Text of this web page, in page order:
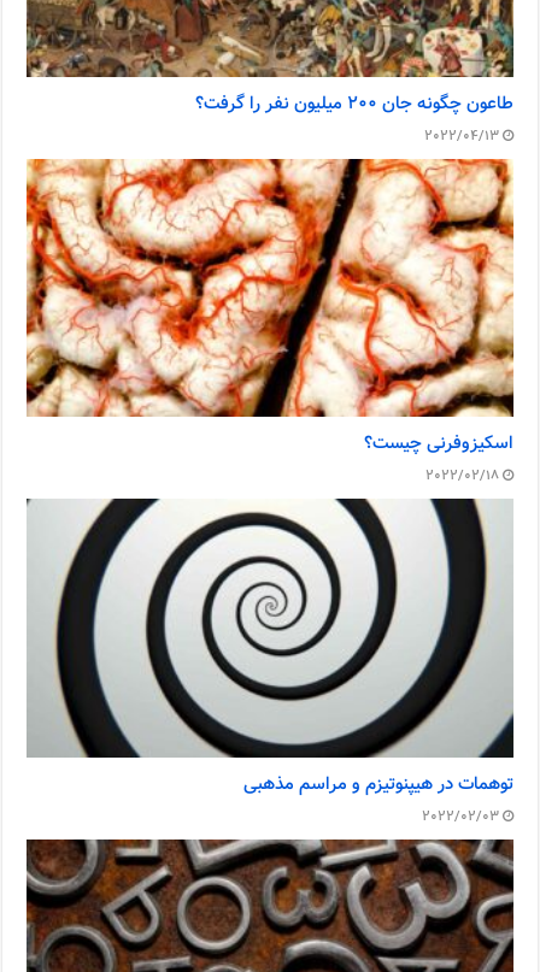
طاعون چگونه جان ۲۰۰ میلیون نفر را گرفت؟
2022/04/13
اسکیزوفرنی چیست؟
2022/02/18
توهمات در هیپنوتیزم و مراسم مذهبی
2022/02/03